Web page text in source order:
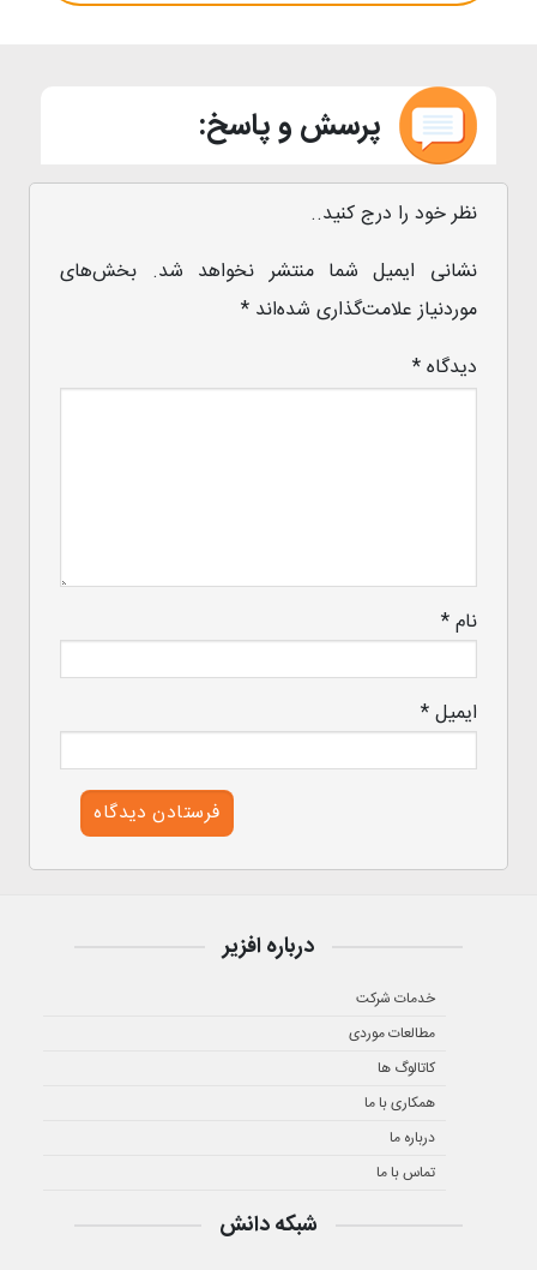
پرسش و پاسخ:
نظر خود را درج کنید..
نشانی ایمیل شما منتشر نخواهد شد. بخش‌های
موردنیاز علامت‌گذاری شده‌اند*
دیدگاه*
نام*
ایمیل*
درباره افزیر
خدمات شرکت
مطالعات موردی
کاتالوگ ها
همکاری با ما
درباره ما
تماس با ما
شبکه دانش